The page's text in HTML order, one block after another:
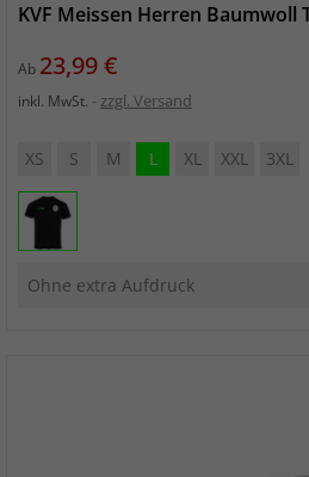
KVF Meissen Herren Baumwoll
Ab Preis
23,99 €
inkl. MwSt. zzgl. Versand
XS S M L XL XXL 3XL